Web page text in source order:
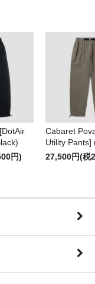
円)
Cabaret
Utility Pants]
27,500円(税